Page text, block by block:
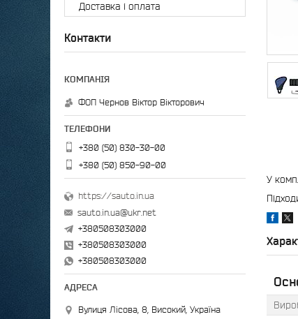
У
Доставка і оплата
Контакти
ФОП Чернов Віктор Вікторович
+380 (50) 830-30-00
+380 (50) 850-90-00
https://sauto.in.ua
sauto.in.ua@ukr.net
+380508303000
+380508303000
+380508303000
Вулиця Лісова, 8, Високий, Україна